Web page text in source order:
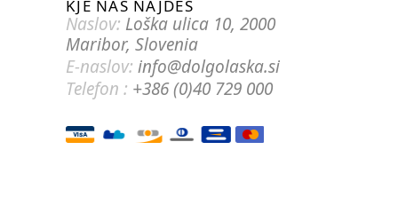
KJE NAS NAJDEŠ
Naslov: Loška ulica 10, 2000
Maribor, Slovenia
E-naslov: info@dolgolaska.si
Telefon : +386 (0)40 729 000